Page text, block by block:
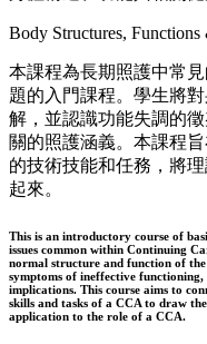
Body Structures, Functions
本課程為長期照護中常
題的入門課程。學生將
解，並認識功能失調的
關的照護涵義。本課程
的技術技能和任務，將
起來。
This is an introductory course of
issues common within Continuing
normal structure and function of the
symptoms of ineffective functioning,
implications. This course aims to
skills and tasks of a CCA to draw
application to the role of a CCA.